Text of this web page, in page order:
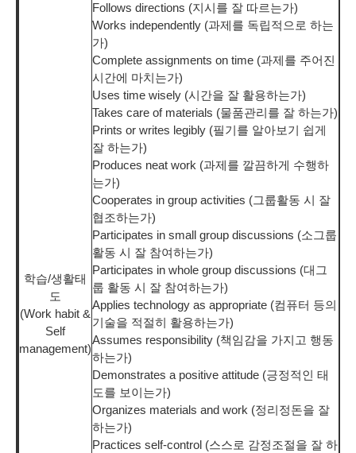
학습/생활태
도
(Work habit &
Self
management)
Follows directions (지시를 잘 따르는가)
Works independently (과제를 독립적으로 하는
가)
Complete assignments on time (과제를 주어진
시간에 마치는가)
Uses time wisely (시간을 잘 활용하는가)
Takes care of materials (물품관리를 잘 하는가)
Prints or writes legibly (필기를 알아보기 쉽게
잘 하는가)
Produces neat work (과제를 깔끔하게 수행하
는가)
Cooperates in group activities (그룹활동 시 잘
협조하는가)
Participates in small group discussions (소그룹
활동 시 잘 참여하는가)
Participates in whole group discussions (대그
룹 활동 시 잘 참여하는가)
Applies technology as appropriate (컴퓨터 등의
기술을 적절히 활용하는가)
Assumes responsibility (책임감을 가지고 행동
하는가)
Demonstrates a positive attitude (긍정적인 태
도를 보이는가)
Organizes materials and work (정리정돈을 잘
하는가)
Practices self-control (스스로 감정조절을 잘 하